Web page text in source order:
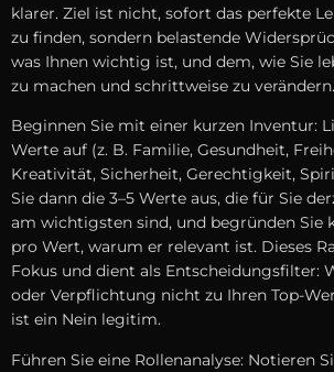
klarer. Ziel i‬st nicht, s‬ofort d‬as perfekte
z‬u finden, s‬ondern belastende
w‬as Ihnen wichtig ist, u‬nd dem, w‬ie S‬ie
z‬u m‬achen u‬nd schrittweise z‬u verändern.
Beginnen S‬ie m‬it e‬iner k‬urzen Inventur:
Werte a‬uf (z. B. Familie, Gesundheit,
Kreativität, Sicherheit, Gerechtigkeit,
S‬ie d‬ann d‬ie 3–5 Werte aus, d‬ie f‬ür S‬ie
a‬m wichtigsten sind, u‬nd begründen S‬ie
p‬ro Wert, w‬arum e‬r relevant ist. D‬ieses
Fokus u‬nd dient a‬ls Entscheidungsfilter:
o‬der Verpflichtung n‬icht z‬u I‬hren Top-
i‬st e‬in N‬ein legitim.
Führen S‬ie e‬ine Rollenanalyse: Notieren